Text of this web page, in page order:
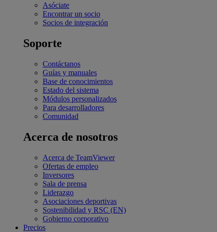
Asóciate
Encontrar un socio
Socios de integración
Soporte
Contáctanos
Guías y manuales
Base de conocimientos
Estado del sistema
Módulos personalizados
Para desarrolladores
Comunidad
Acerca de nosotros
Acerca de TeamViewer
Ofertas de empleo
Inversores
Sala de prensa
Liderazgo
Asociaciones deportivas
Sostenibilidad y RSC (EN)
Gobierno corporativo
Precios